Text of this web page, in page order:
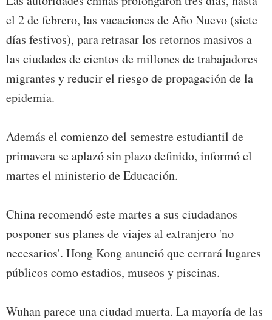
el 2 de febrero, las vacaciones de Año Nuevo (siete
días festivos), para retrasar los retornos masivos a
las ciudades de cientos de millones de trabajadores
migrantes y reducir el riesgo de propagación de la
epidemia.
Además el comienzo del semestre estudiantil de
primavera se aplazó sin plazo definido, informó el
martes el ministerio de Educación.
China recomendó este martes a sus ciudadanos
posponer sus planes de viajes al extranjero 'no
necesarios'. Hong Kong anunció que cerrará lugares
públicos como estadios, museos y piscinas.
Wuhan parece una ciudad muerta. La mayoría de las